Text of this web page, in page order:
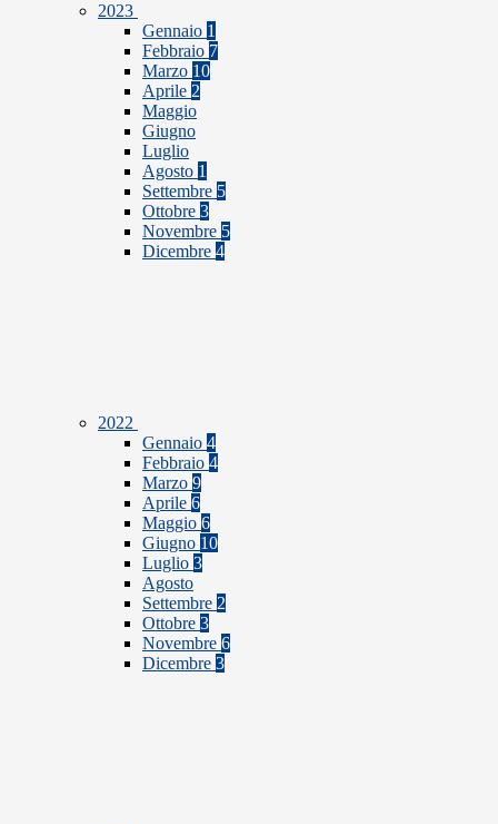
2023
Gennaio 1
Febbraio 7
Marzo 10
Aprile 2
Maggio
Giugno
Luglio
Agosto 1
Settembre 5
Ottobre 3
Novembre 5
Dicembre 4
2022
Gennaio 4
Febbraio 4
Marzo 9
Aprile 6
Maggio 6
Giugno 10
Luglio 3
Agosto
Settembre 2
Ottobre 3
Novembre 6
Dicembre 3